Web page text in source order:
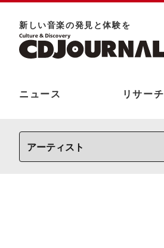
新しい⾳楽の発⾒と体験を
ニュース リサーチ